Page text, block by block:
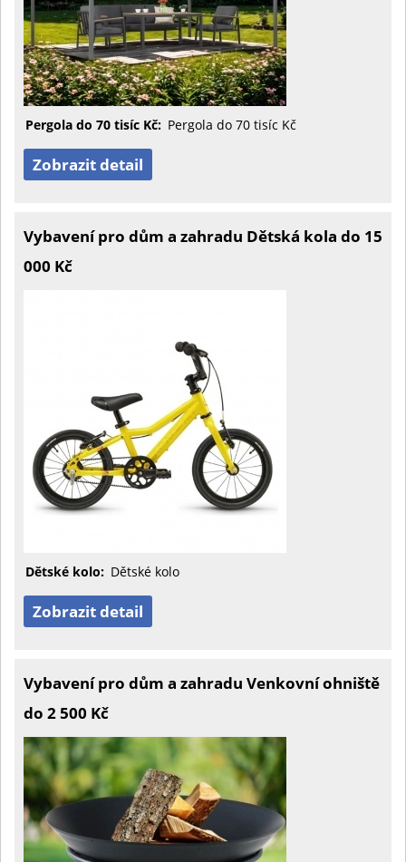
Pergola do 70 tisíc Kč: Pergola do 70 tisíc Kč
Zobrazit detail
Vybavení pro dům a zahradu Dětská kola do 15
000 Kč
Dětské kolo: Dětské kolo
Zobrazit detail
Vybavení pro dům a zahradu Venkovní ohniště
do 2 500 Kč